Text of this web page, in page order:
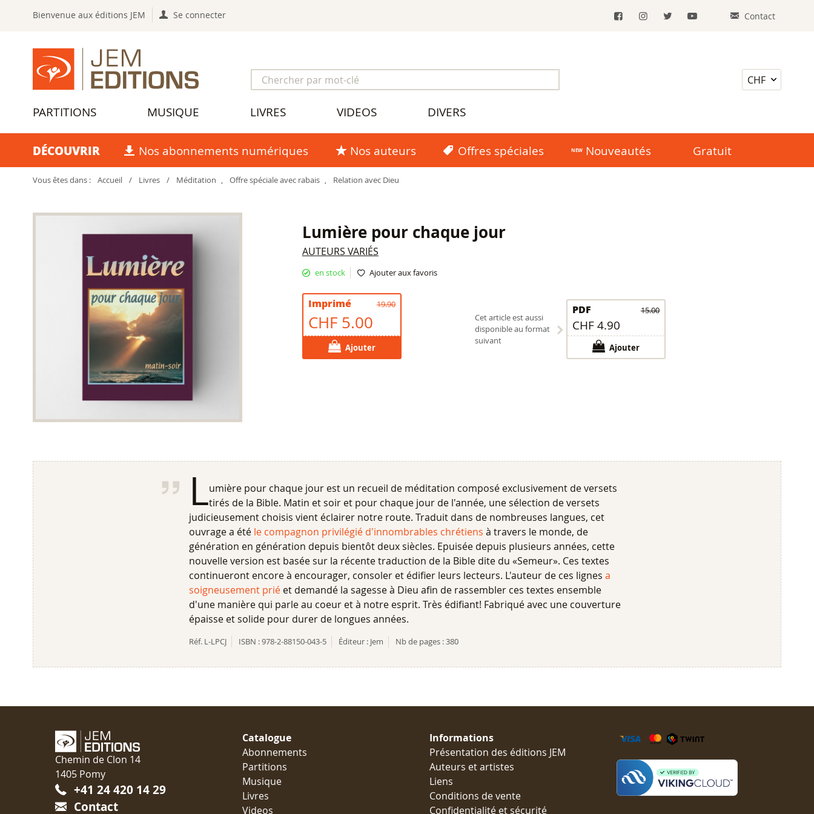
Bienvenue aux éditions JEM Se connecter Contact
PARTITIONS MUSIQUE LIVRES VIDEOS DIVERS
DÉCOUVRIR Nos abonnements numériques Nos auteurs Offres spéciales Nouveautés Gratuit
Vous êtes dans : Accueil / Livres / Méditation , Offre spéciale avec rabais , Relation avec Dieu
Lumière pour chaque jour
AUTEURS VARIÉS
en stock Ajouter aux favoris
Imprimé 19.90
CHF 5.00
Ajouter
Cet article est aussi
disponible au format
suivant
PDF 15.00
CHF 4.90
Ajouter
Lumière pour chaque jour est un recueil de méditation composé exclusivement de versets
tirés de la Bible. Matin et soir et pour chaque jour de l'année, une sélection de versets
judicieusement choisis vient éclairer notre route. Traduit dans de nombreuses langues, cet
ouvrage a été le compagnon privilégié d'innombrables chrétiens à travers le monde, de
génération en génération depuis bientôt deux siècles. Epuisée depuis plusieurs années, cette
nouvelle version est basée sur la récente traduction de la Bible dite du «Semeur». Ces textes
continueront encore à encourager, consoler et édifier leurs lecteurs. L'auteur de ces lignes a
soigneusement prié et demandé la sagesse à Dieu afin de rassembler ces textes ensemble
d'une manière qui parle au coeur et à notre esprit. Très édifiant! Fabriqué avec une couverture
épaisse et solide pour durer de longues années.
Réf. L-LPCJ ISBN :978-2-88150-043-5 Éditeur : Jem Nb de pages :380
Chemin de Clon 14
1405 Pomy
+41 24 420 14 29
Contact
Catalogue
Abonnements
Partitions
Musique
Livres
Videos
Informations
Présentation des éditions JEM
Auteurs et artistes
Liens
Conditions de vente
Confidentialité et sécurité